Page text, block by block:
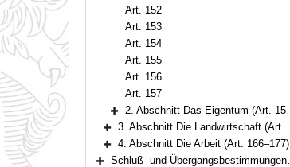
Art. 152
Art. 153
Art. 154
Art. 155
Art. 156
Art. 157
Bereich erweitern
2. Abschnitt Das Eigentum (Art. 158–162)
Bereich erweitern
3. Abschnitt Die Landwirtschaft (Art. 163–165)
Bereich erweitern
4. Abschnitt Die Arbeit (Art. 166–177)
Schluß- und Übergangsbestimmungen (Art. 178–188)